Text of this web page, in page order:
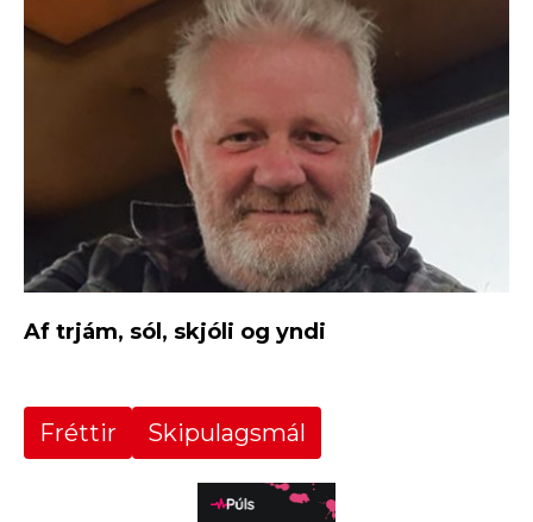
Af trjám, sól, skjóli og yndi
Fréttir Skipulagsmál